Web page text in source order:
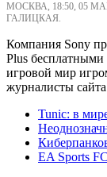
МОСКВА, 18:50, 05
ГАЛИЦКАЯ.
Компания Sony
Plus
игровой мир
журналисты
Tunic: в
EA Sports